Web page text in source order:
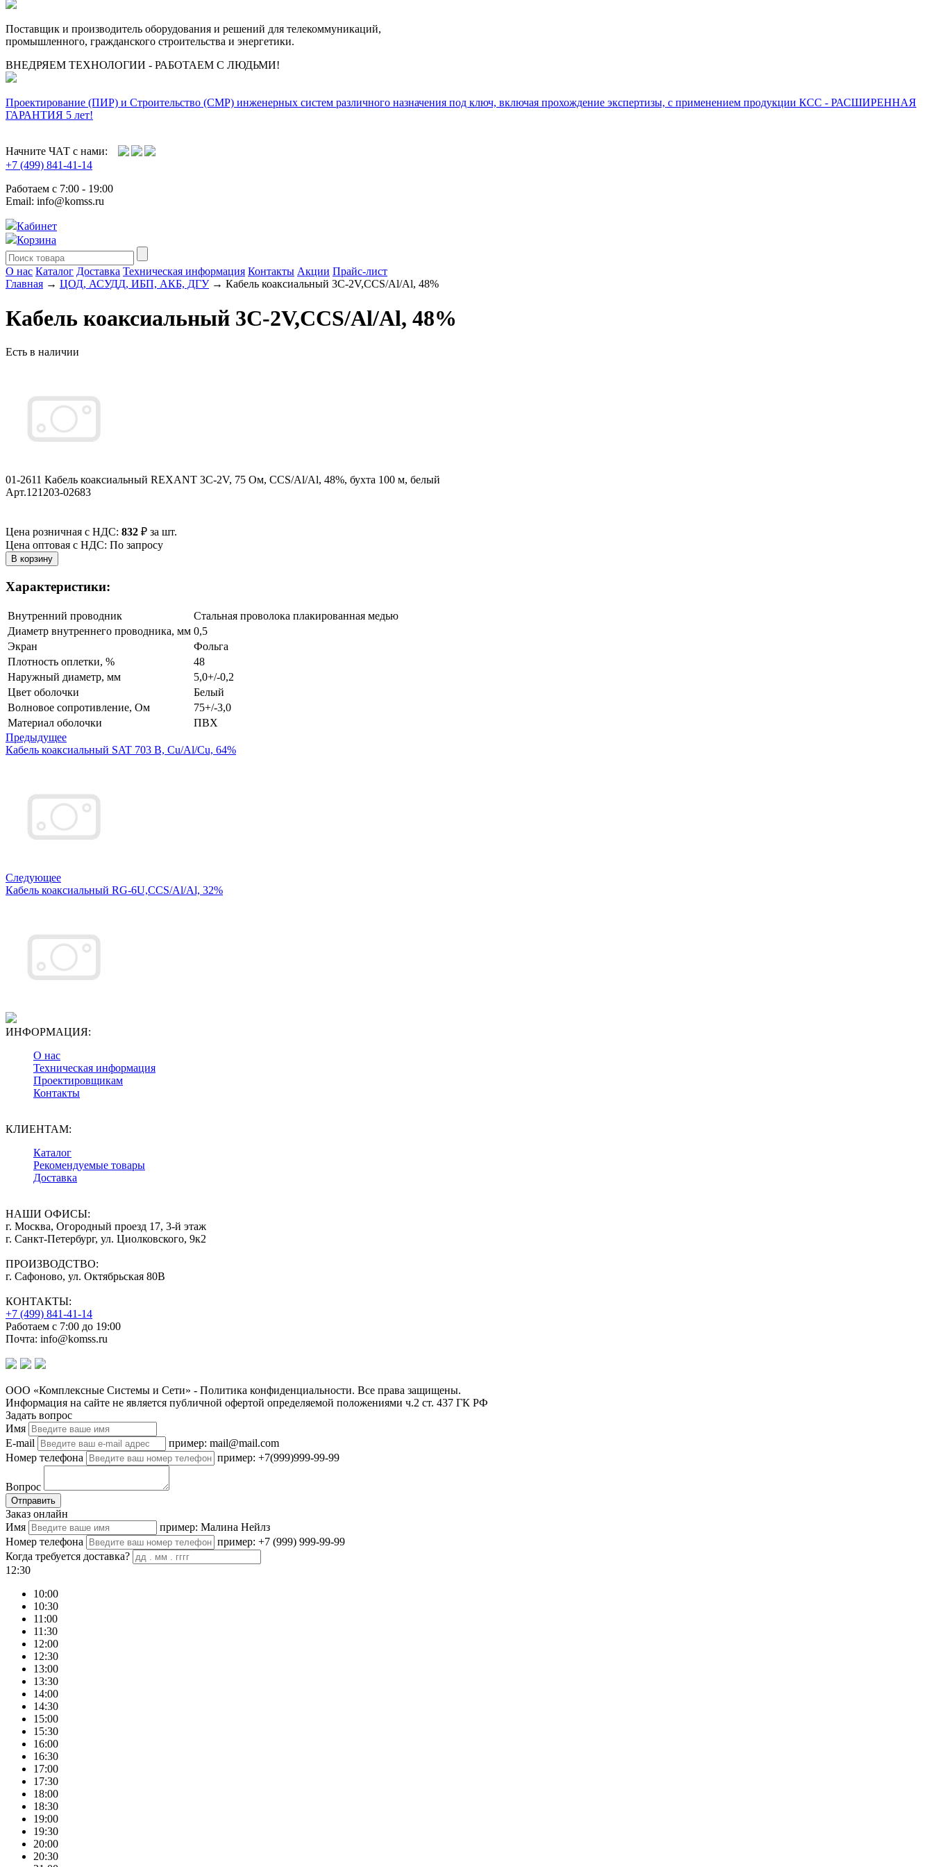
Поставщик и производитель оборудования и решений для телекоммуникаций,
промышленного, гражданского строительства и энергетики.
ВНЕДРЯЕМ ТЕХНОЛОГИИ - РАБОТАЕМ С ЛЮДЬМИ!
Проектирование (ПИР) и Cтроительство (СМР) инженерных систем различного назначения под ключ, включая прохождение экспертизы, с применением продукции КСС - РАСШИРЕННАЯ
ГАРАНТИЯ 5 лет!
Начните ЧАТ с нами:
+7 (499) 841-41-14
Работаем с 7:00 - 19:00
Email: info@komss.ru
Кабинет
Корзина
О нас Каталог Доставка Техническая информация Контакты Акции Прайс-лист
Главная → ЦОД, АСУДД, ИБП, АКБ, ДГУ→ Кабель коаксиальный 3С-2V,CCS/Al/Al, 48%
Кабель коаксиальный 3С-2V,CCS/Al/Al, 48%
Есть в наличии
01-2611 Кабель коаксиальный REXANT 3С-2V, 75 Ом, CCS/Al/Al, 48%, бухта 100 м, белый
Арт.121203-02683
Цена розничная с НДС: 832 ₽ за шт.
Цена оптовая с НДС: По запросу
Характеристики:
Внутренний проводник
Cтальная проволока плакированная медью
Диаметр внутреннего проводника, мм 0,5
Экран
Фольга
Плотность оплетки, %
48
Наружный диаметр, мм
5,0+/-0,2
Цвет оболочки
Белый
Волновое сопротивление, Ом
75+/-3,0
Материал оболочки
ПВХ
Предыдущее
Кабель коаксиальный SAT 703 B, Cu/Al/Cu, 64%
Следующее
Кабель коаксиальный RG-6U,CCS/Al/Al, 32%
ИНФОРМАЦИЯ:
О нас
Техническая информация
Проектировщикам
Контакты
КЛИЕНТАМ:
Каталог
Рекомендуемые товары
Доставка
НАШИ ОФИСЫ:
г. Москва, Огородный проезд 17, 3-й этаж
г. Санкт-Петербург, ул. Циолковского, 9к2
ПРОИЗВОДСТВО:
г. Сафоново, ул. Октябрьская 80В
КОНТАКТЫ:
+7 (499) 841-41-14
Работаем с 7:00 до 19:00
Почта: info@komss.ru
ООО «Комплексные Системы и Сети» - Политика конфиденциальности. Все права защищены.
Информация на сайте не является публичной офертой определяемой положениями ч.2 ст. 437 ГК РФ
Задать вопрос
Имя
E-mail
пример: mail@mail.com
Номер телефона
пример: +7(999)999-99-99
Вопрос
Отправить
Заказ онлайн
Имя
пример: Малина Нейлз
Номер телефона
пример: +7 (999) 999-99-99
Когда требуется доставка?
12:30
10:00
10:30
11:00
11:30
12:00
12:30
13:00
13:30
14:00
14:30
15:00
15:30
16:00
16:30
17:00
17:30
18:00
18:30
19:00
19:30
20:00
20:30